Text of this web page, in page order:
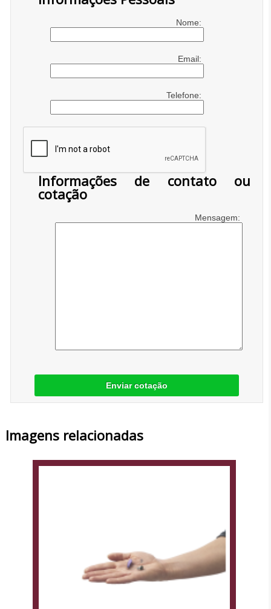
Nome:
Email:
Telefone:
Informações de contato ou
cotação
Mensagem:
Enviar cotação
Imagens relacionadas